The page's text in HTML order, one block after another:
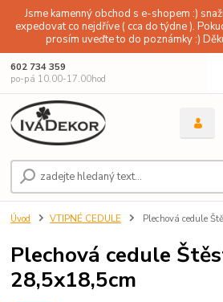
Jsme kamenný obchod s e-shopem :)
expedovat co nejdříve ( cca do týdne ).
prosím uveďte to do poznámky :)
602 734 359
po-pá 10.00-17.00hod
Úvod VTIPNÉ CEDULE Plechová cedule
Plechová cedule
28,5x18,5cm